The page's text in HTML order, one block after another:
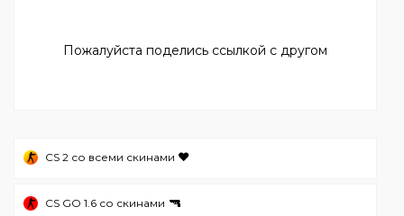
Пожалуйста поделись ссылкой с другом
CS 2 со всеми скинами ❤️
CS GO 1.6 со скинами 🔫